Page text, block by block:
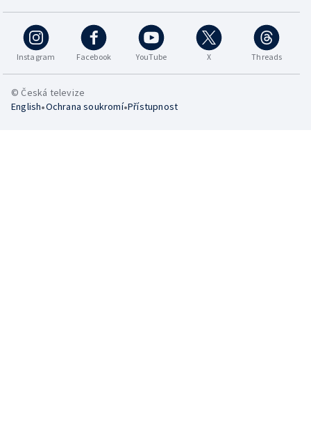
Instagram Facebook YouTube X Threads
© Česká televize
English•Ochrana soukromí•Přístupnost